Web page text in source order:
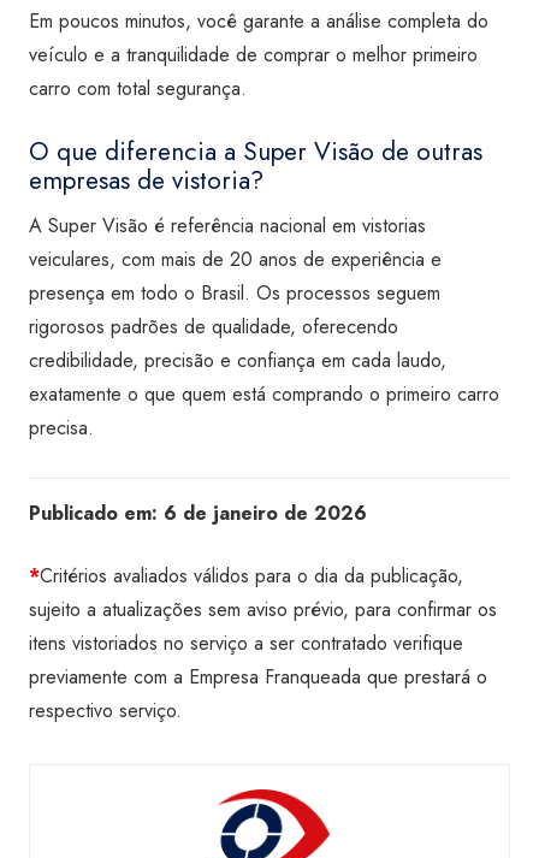
Em poucos minutos, você garante a análise completa do
veículo e a tranquilidade de comprar o melhor primeiro
carro com total segurança.
O que diferencia a Super Visão de outras
empresas de vistoria?
A Super Visão é referência nacional em vistorias
veiculares, com mais de 20 anos de experiência e
presença em todo o Brasil. Os processos seguem
rigorosos padrões de qualidade, oferecendo
credibilidade, precisão e confiança em cada laudo,
exatamente o que quem está comprando o primeiro carro
precisa.
Publicado em: 6 de janeiro de 2026
*Critérios avaliados válidos para o dia da publicação,
sujeito a atualizações sem aviso prévio, para confirmar os
itens vistoriados no serviço a ser contratado verifique
previamente com a Empresa Franqueada que prestará o
respectivo serviço.